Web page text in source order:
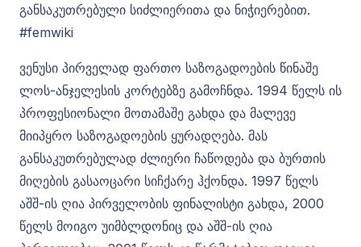
განსაკუთრებული სიძლიერითა და ნიჭიერებით.
#femwiki
ვენუსი პირველად ფართო საზოგადოების წინაშე
ლოს-ანჯელესის კორტებზე გამოჩნდა. 1994 წელს ის
პროფესიონალი მოთამაშე გახდა და მალევე
მიიპყრო საზოგადოების ყურადღება. მას
განსაკუთრებულად ძლიერი ჩაწოდება და ბურთის
მიღების გასაოცარი სიჩქარე ჰქონდა. 1997 წელს
აშშ-ის ღია პირველობის ფინალისტი გახდა, 2000
წელს მოიგო უიმბლდონიც და აშშ-ის ღია